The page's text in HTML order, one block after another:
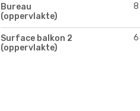
Bureau
(oppervlakte)
8
Surface balkon 2
(oppervlakte)
6